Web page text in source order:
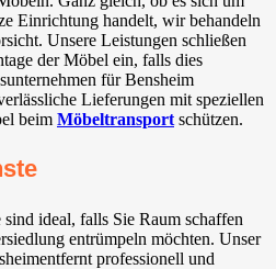
Einrichtung handelt, wir behandeln
Unsere Leistungen schließen
der Möbel ein, falls dies
für Bensheim
Lieferungen mit speziellen
beim Möbeltransportschützen.
ideal, falls Sie Raum schaffen
entrümpeln möchten. Unser
professionell und